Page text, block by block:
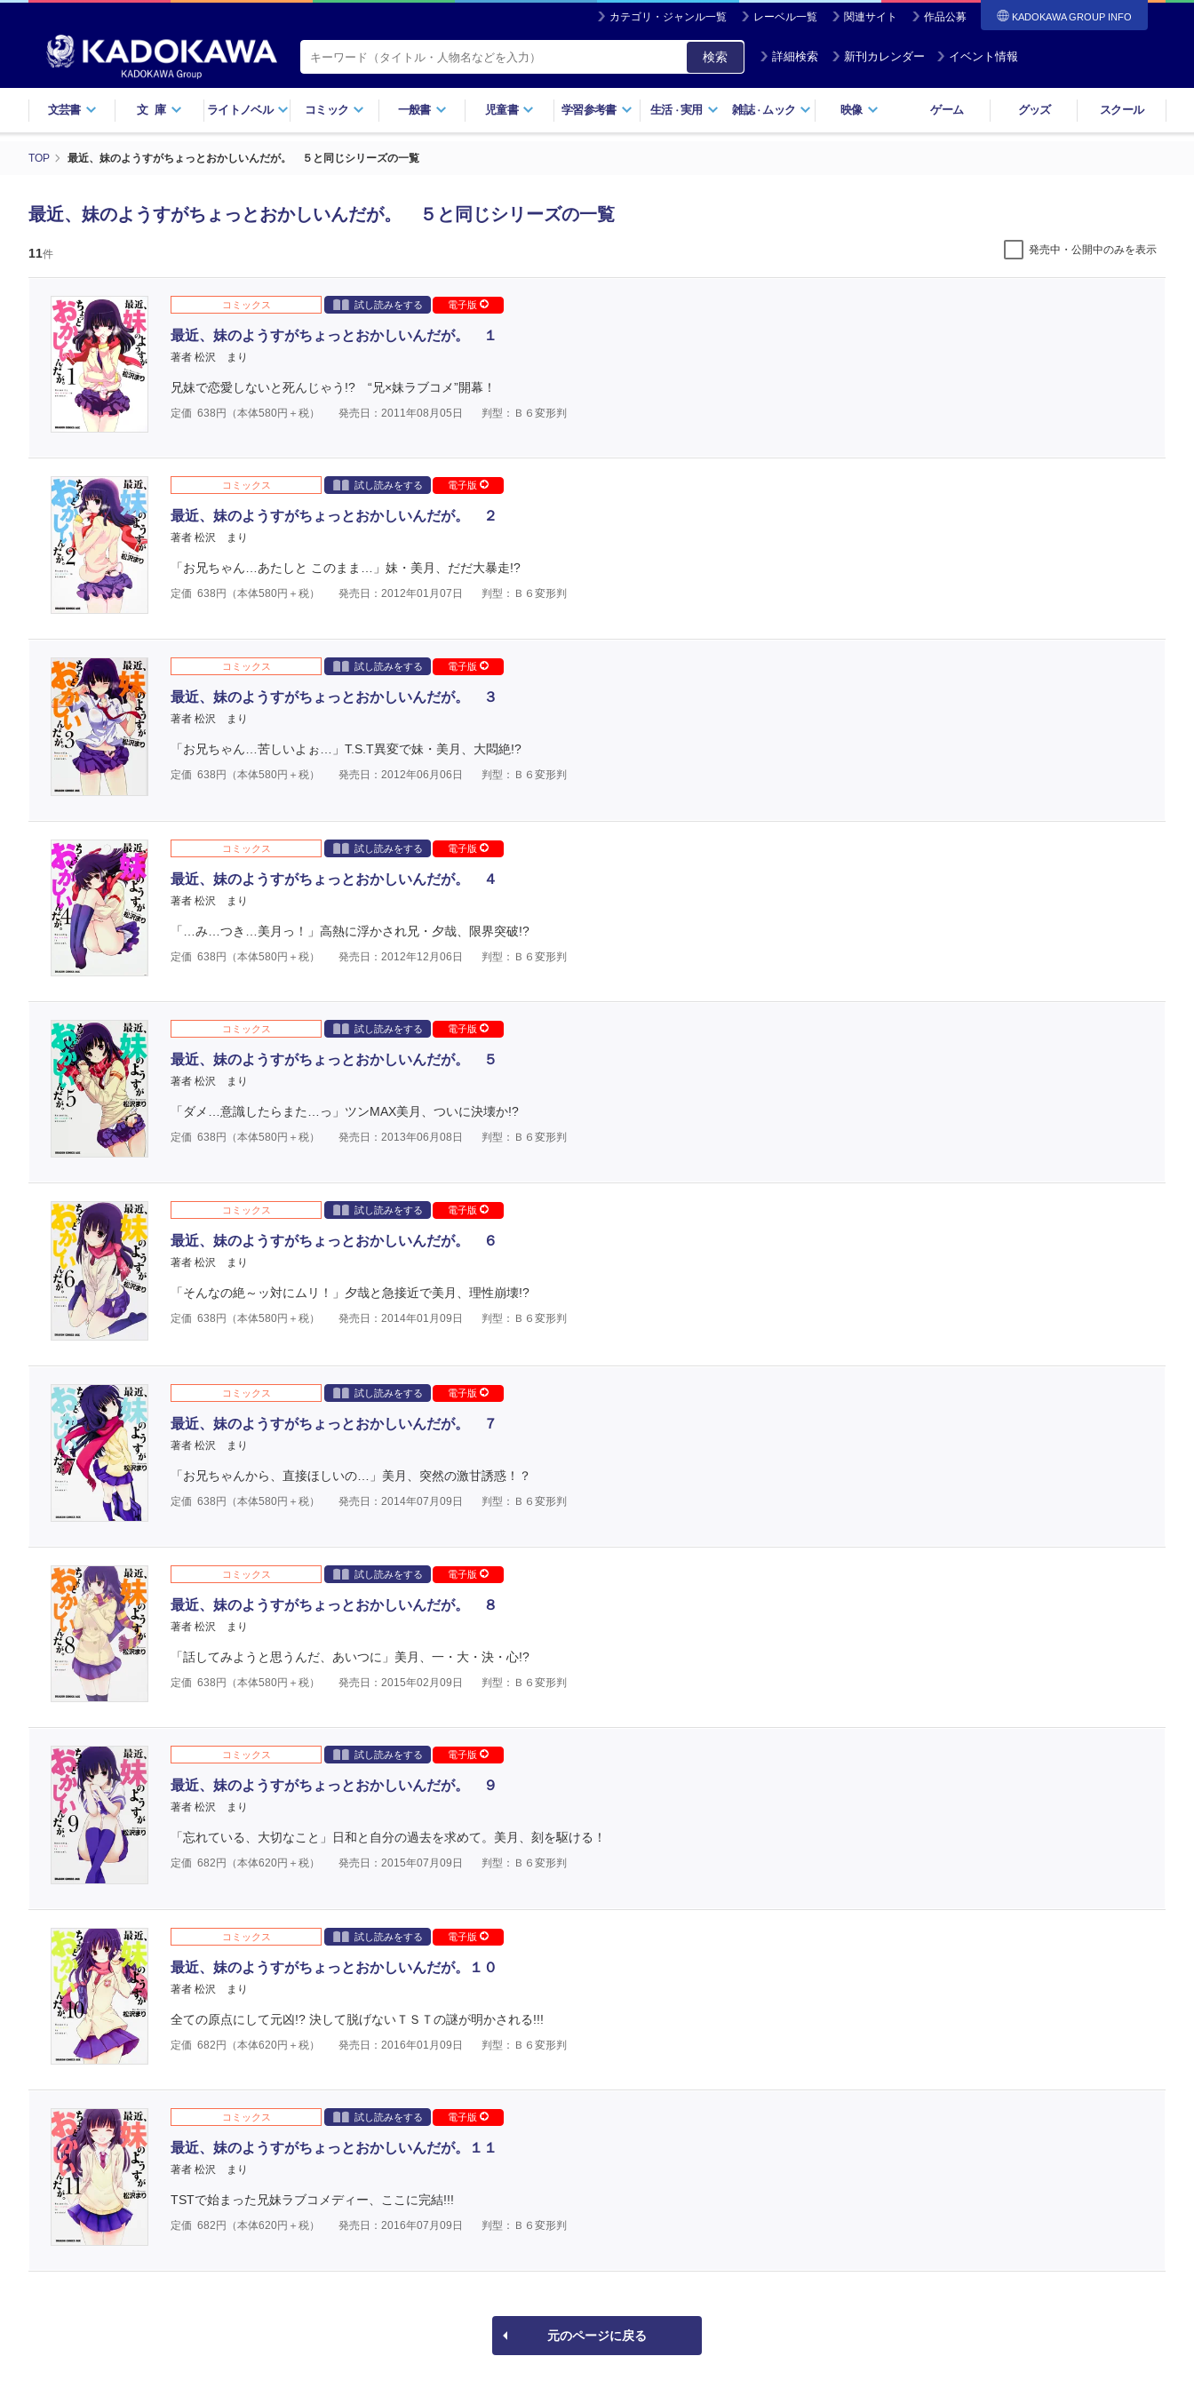
カテゴリ・ジャンル一覧 レーベル一覧 関連サイト 作品公募 KADOKAWA GROUP INFO
検索 詳細検索 新刊カレンダー イベント情報
文芸書 文庫 ライトノベル コミック 一般書 児童書 学習参考書 生活・実用 雑誌・ ムック 映像 ゲーム グッズ スクール
TOP 最近、妹のようすがちょっとおかしいんだが。 ５と同じシリーズの一覧
最近、妹のようすがちょっとおかしいんだが。 ５と同じシリーズの一覧
11件 発売中・公開中のみを表示
コミックス 試し読みをする 電子版
最近、妹のようすがちょっとおかしいんだが。 １
著者 松沢 まり
兄妹で恋愛しないと死んじゃう!? “兄×妹ラブコメ”開幕！
定価 638 円（本体580円＋税） 発売日：2011年08月05日 判型：Ｂ６変形判
コミックス 試し読みをする 電子版
最近、妹のようすがちょっとおかしいんだが。 ２
著者 松沢 まり
「お兄ちゃん…あたしと このまま…」妹・美月、だだ大暴走!?
定価 638 円（本体580円＋税） 発売日：2012年01月07日 判型：Ｂ６変形判
コミックス 試し読みをする 電子版
最近、妹のようすがちょっとおかしいんだが。 ３
著者 松沢 まり
「お兄ちゃん…苦しいよぉ…」T.S.T異変で妹・美月、大悶絶!?
定価 638 円（本体580円＋税） 発売日：2012年06月06日 判型：Ｂ６変形判
コミックス 試し読みをする 電子版
最近、妹のようすがちょっとおかしいんだが。 ４
著者 松沢 まり
「…み…つき…美月っ！」高熱に浮かされ兄・夕哉、限界突破!?
定価 638 円（本体580円＋税） 発売日：2012年12月06日 判型：Ｂ６変形判
コミックス 試し読みをする 電子版
最近、妹のようすがちょっとおかしいんだが。 ５
著者 松沢 まり
「ダメ…意識したらまた…っ」ツンMAX美月、ついに決壊か!?
定価 638 円（本体580円＋税） 発売日：2013年06月08日 判型：Ｂ６変形判
コミックス 試し読みをする 電子版
最近、妹のようすがちょっとおかしいんだが。 ６
著者 松沢 まり
「そんなの絶～ッ対にムリ！」夕哉と急接近で美月、理性崩壊!?
定価 638 円（本体580円＋税） 発売日：2014年01月09日 判型：Ｂ６変形判
コミックス 試し読みをする 電子版
最近、妹のようすがちょっとおかしいんだが。 ７
著者 松沢 まり
「お兄ちゃんから、直接ほしいの…」美月、突然の激甘誘惑！？
定価 638 円（本体580円＋税） 発売日：2014年07月09日 判型：Ｂ６変形判
コミックス 試し読みをする 電子版
最近、妹のようすがちょっとおかしいんだが。 ８
著者 松沢 まり
「話してみようと思うんだ、あいつに」美月、一・大・決・心!?
定価 638 円（本体580円＋税） 発売日：2015年02月09日 判型：Ｂ６変形判
コミックス 試し読みをする 電子版
最近、妹のようすがちょっとおかしいんだが。 ９
著者 松沢 まり
「忘れている、大切なこと」日和と自分の過去を求めて。美月、刻を駆ける！
定価 682 円（本体620円＋税） 発売日：2015年07月09日 判型：Ｂ６変形判
コミックス 試し読みをする 電子版
最近、妹のようすがちょっとおかしいんだが。１０
著者 松沢 まり
全ての原点にして元凶!? 決して脱げないＴＳＴの謎が明かされる!!!
定価 682 円（本体620円＋税） 発売日：2016年01月09日 判型：Ｂ６変形判
コミックス 試し読みをする 電子版
最近、妹のようすがちょっとおかしいんだが。１１
著者 松沢 まり
TSTで始まった兄妹ラブコメディー、ここに完結!!!
定価 682 円（本体620円＋税） 発売日：2016年07月09日 判型：Ｂ６変形判
元のページに戻る